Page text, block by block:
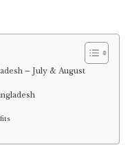
– July & August